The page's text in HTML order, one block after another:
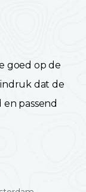
goed op de
dat de
passend